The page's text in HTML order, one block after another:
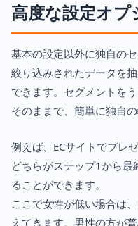
高度な設定オプ
基本の設定以外に独自の
絞り込みされたデータを
できます。セグメントを
そのままで、簡単に独自
例えば、ECサイトでプレ
どちらがステップ1から
ることができます。
ここで女性が低い場合は
えてきます。男性の方が